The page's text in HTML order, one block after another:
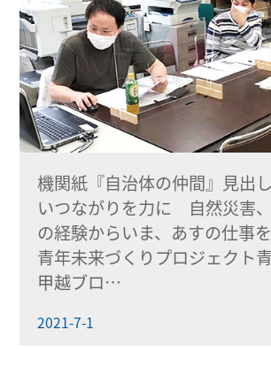
機関紙『自治体の仲間』見出
いつながりを力に 自然災害
の経験からいま、あすの仕事
青年未来づくりプロジェクト
甲越ブロ…
2021-7-1